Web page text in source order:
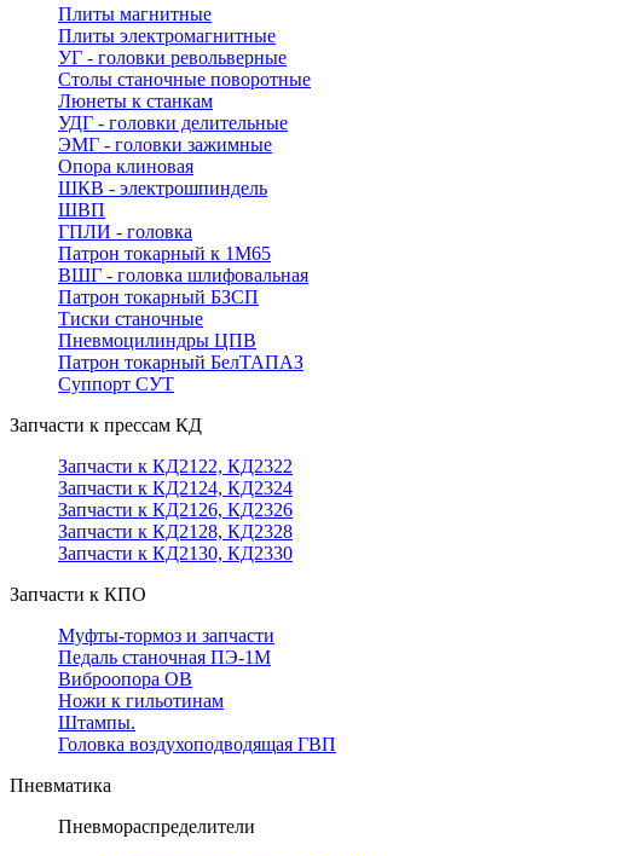
Плиты магнитные
Плиты электромагнитные
УГ - головки револьверные
Столы станочные поворотные
Люнеты к станкам
УДГ - головки делительные
ЭМГ - головки зажимные
Опора клиновая
ШКВ - электрошпиндель
ШВП
ГПЛИ - головка
Патрон токарный к 1М65
ВШГ - головка шлифовальная
Патрон токарный БЗСП
Тиски станочные
Пневмоцилиндры ЦПВ
Патрон токарный БелТАПАЗ
Суппорт СУТ
Запчасти к прессам КД
Запчасти к КД2122, КД2322
Запчасти к КД2124, КД2324
Запчасти к КД2126, КД2326
Запчасти к КД2128, КД2328
Запчасти к КД2130, КД2330
Запчасти к КПО
Муфты-тормоз и запчасти
Педаль станочная ПЭ-1М
Виброопора ОВ
Ножи к гильотинам
Штампы.
Головка воздухоподводящая ГВП
Пневматика
Пневмораспределители